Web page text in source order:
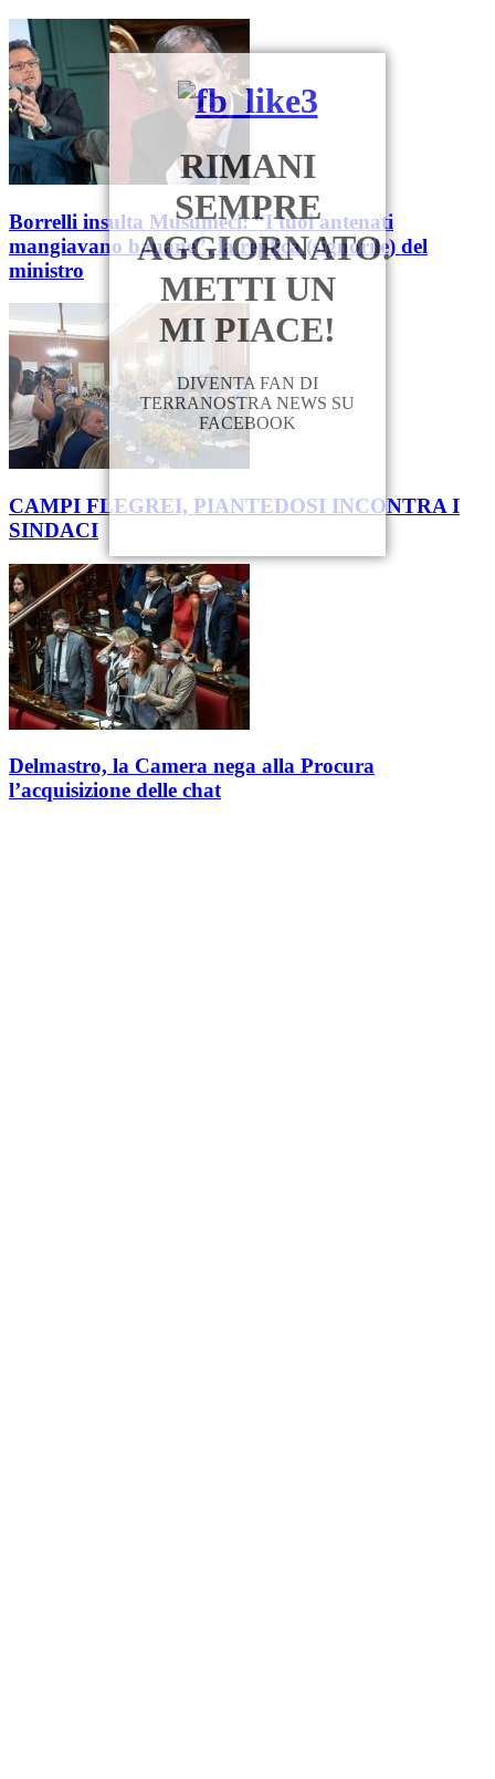
Borrelli insulta Musumeci: “I tuoi antenati
mangiavano banane”, la replica (signorile) del
ministro
CAMPI FLEGREI, PIANTEDOSI INCONTRA I
SINDACI
Delmastro, la Camera nega alla Procura
l’acquisizione delle chat
RIMANI
SEMPRE
AGGIORNATO.
METTI UN
MI PIACE!
DIVENTA FAN DI
TERRANOSTRA NEWS SU
FACEBOOK